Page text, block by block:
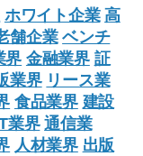
ホワイト企業 高
舗企業 ベンチ
界 金融業界 証
業界 リース業
食品業界 建設
業界 通信業
人材業界 出版